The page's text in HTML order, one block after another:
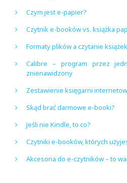
Czym jest e-papier?
Czytnik e-booków vs. książka
Formaty plików a czytanie
Calibre – program przez
znienawidzony
Zestawienie księgarni
Skąd brać darmowe e-booki?
Jeśli nie Kindle, to co?
Czytniki e-booków, których
Akcesoria do e-czytników – to